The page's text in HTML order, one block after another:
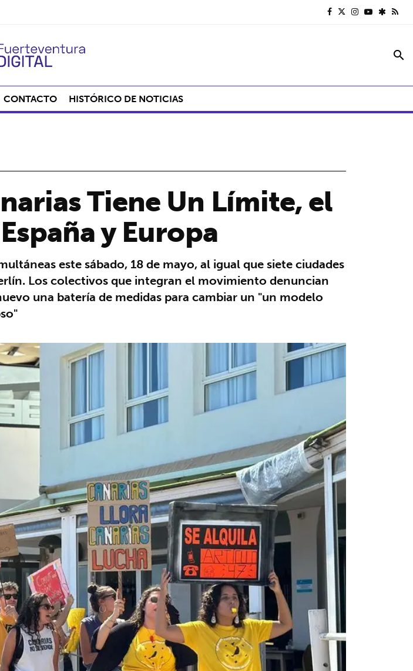
search
CONTACTO HISTÓRICO DE NOTICIAS
Tiene Un Límite, el
y Europa
este sábado, 18 de mayo, al igual que siete ciudades
Los colectivos que integran el movimiento denuncian
una batería de medidas para cambiar un "un modelo